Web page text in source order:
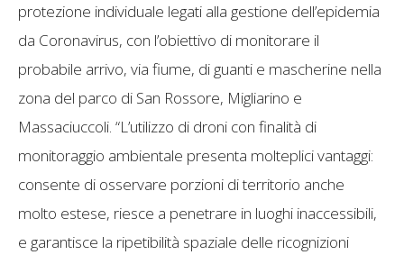
protezione individuale legati alla gestione dell’epidemia
da Coronavirus, con l’obiettivo di monitorare il
probabile arrivo, via fiume, di guanti e mascherine nella
zona del parco di San Rossore, Migliarino e
Massaciuccoli. “L’utilizzo di droni con finalità di
monitoraggio ambientale presenta molteplici vantaggi:
consente di osservare porzioni di territorio anche
molto estese, riesce a penetrare in luoghi inaccessibili,
e garantisce la ripetibilità spaziale delle ricognizioni